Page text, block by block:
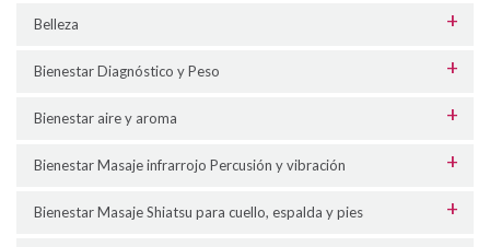
Belleza
Bienestar Diagnóstico y Peso
Bienestar aire y aroma
Bienestar Masaje infrarrojo Percusión y vibración
Bienestar Masaje Shiatsu para cuello, espalda y pies